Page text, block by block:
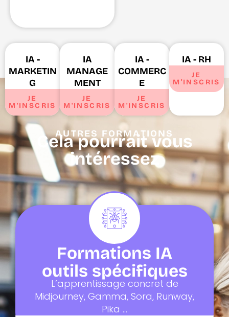
IA -
MARKETIN
G
JE
M'INSCRIS
IA
MANAGE
MENT
JE
M'INSCRIS
IA -
COMMERC
E
JE
M'INSCRIS
IA - RH
JE
M'INSCRIS
AUTRES FORMATIONS
Cela pourrait vous
intéressez
Formations IA
outils spécifiques
L’apprentissage concret de
Midjourney, Gamma, Sora, Runway,
Pika ...